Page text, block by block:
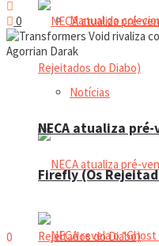
Manual do
Notícias
NECA atualiza
Firefly (Os
0
0